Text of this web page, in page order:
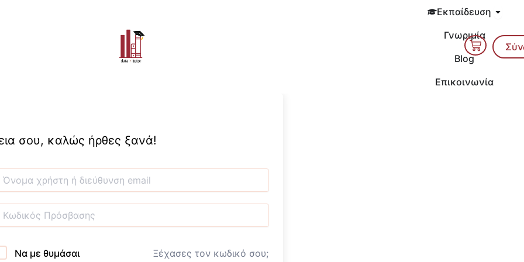
Εκπαίδευση Open
Γνωριμία
Blog
Επικοινωνία
Cart
σου, καλώς ήρθες ξανά!
Να με θυμάσαι Ξέχασες τον κωδικό σου;